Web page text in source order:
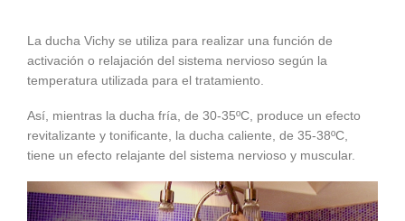
La ducha Vichy se utiliza para realizar una función de
activación o relajación del sistema nervioso según la
temperatura utilizada para el tratamiento.
Así, mientras la ducha fría, de 30-35ºC, produce un efecto
revitalizante y tonificante, la ducha caliente, de 35-38ºC,
tiene un efecto relajante del sistema nervioso y muscular.